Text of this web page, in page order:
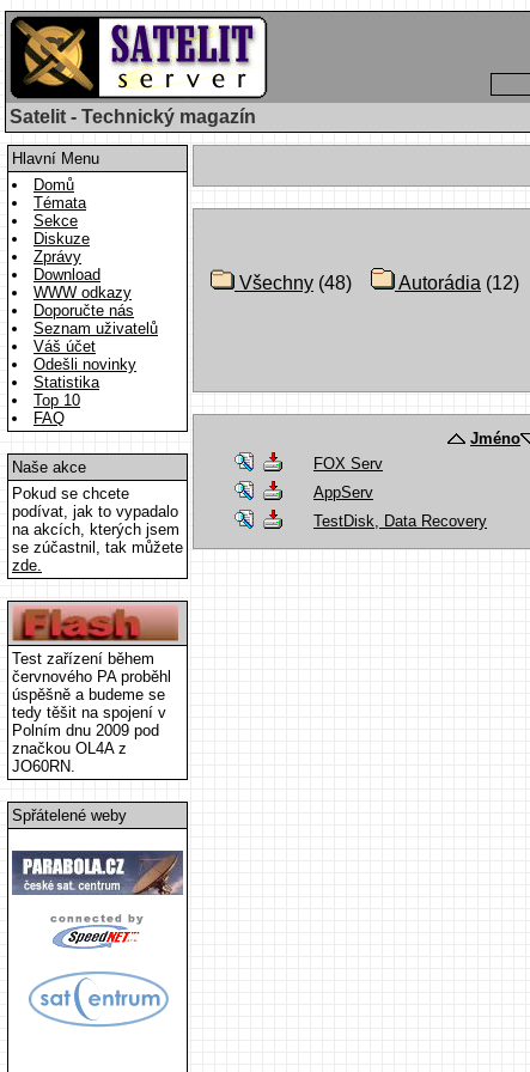
Satelit - Technický magazín
Hlavní Menu
Domů
Témata
Sekce
Diskuze
Zprávy
Download
WWW odkazy
Doporučte nás
Seznam uživatelů
Váš účet
Odešli novinky
Statistika
Top 10
FAQ
Naše akce
Pokud se chcete
podívat, jak to vypadalo
na akcích, kterých jsem
se zúčastnil, tak můžete
zde.
Test zařízení během
červnového PA proběhl
úspěšně a budeme se
tedy těšit na spojení v
Polním dnu 2009 pod
značkou OL4A z
JO60RN.
Spřátelené weby
Všechny (48) Autorádia (12)
Jméno
FOX Serv
AppServ
TestDisk, Data Recovery